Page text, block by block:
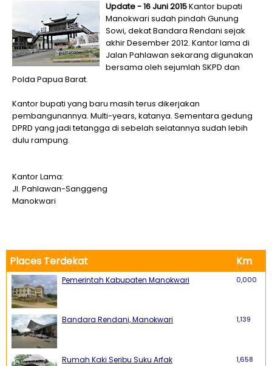
Update - 16 Juni 2015Kantor bupati
Manokwari sudah pindah Gunung
Sowi, dekat Bandara Rendani sejak
akhir Desember 2012. Kantor lama di
Jalan Pahlawan sekarang digunakan
bersama oleh sejumlah SKPD dan
Polda Papua Barat.
Kantor bupati yang baru masih terus dikerjakan
pembangunannya. Multi-years, katanya. Sementara gedung
DPRD yang jadi tetangga di sebelah selatannya sudah lebih
dulu rampung.
Kantor Lama:
Jl. Pahlawan-Sanggeng
Manokwari
Places Terdekat Km
Pemerintah Kabupaten Manokwari 0,000
Bandara Rendani, Manokwari 1,139
Rumah Kaki Seribu Suku Arfak 1,658